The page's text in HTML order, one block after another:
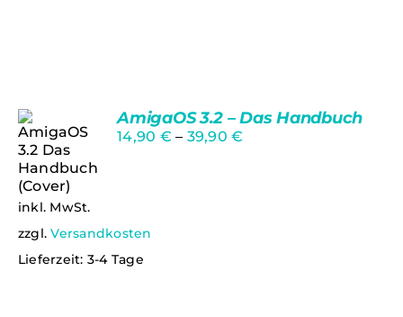
Bewertet
mit5.00von
5
Ungeprüfte
WÄHLEN
AmigaOS 3.2 – Das Handbuch
14,90 € – 39,90€
inkl. MwSt.
zzgl.Versandkosten
Lieferzeit: 3-4 Tage